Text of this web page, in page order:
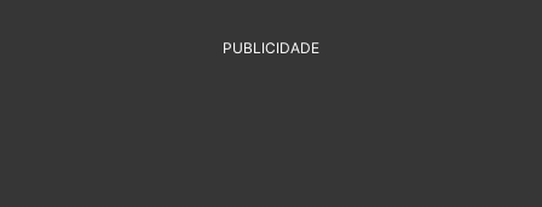
PUBLICIDADE